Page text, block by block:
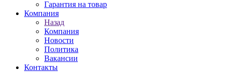
Гарантия на товар
Компания
Назад
Компания
Новости
Политика
Вакансии
Контакты